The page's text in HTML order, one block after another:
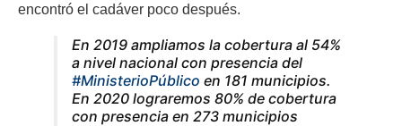
encontró el cadáver poco después.
En 2019 ampliamos la cobertura al 54%
a nivel nacional con presencia del
#MinisterioPúblico en 181 municipios.
En 2020 lograremos 80% de cobertura
con presencia en 273 municipios